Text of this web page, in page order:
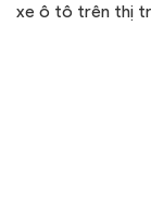
xe ô tô trên thị